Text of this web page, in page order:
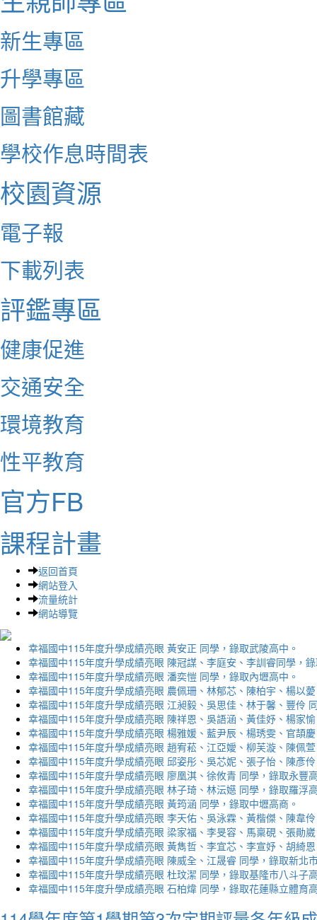
新生專區
升學專區
圖書館藏
學校作息時間表
校園資源
電子報
下載列表
評鑑專區
健康促進
交通安全
環境教育
性平教育
官方FB
課程計畫
返回首頁
網站登入
流量統計
網站導覽
幸福國中115年度升學成績亮眼 黃安正 同學，錄取武陵高中。
幸福國中115年度升學成績亮眼 陳冠謀、李庭安、李訓睿同學，
幸福國中115年度升學成績亮眼 潘奕愷 同學，錄取內壢高中。
幸福國中115年度升學成績亮眼 農佩珊、林郁芯、陳柏宇、楊以
幸福國中115年度升學成績亮眼 江昶毅、吳思佳、林于馨、豐伶
幸福國中115年度升學成績亮眼 陳祥恩、吳語涵、黃佳妤、楊家
幸福國中115年度升學成績亮眼 楊雅媛、藍尹辰、楊琇雯、官頡
幸福國中115年度升學成績亮眼 趙宥菘、江亞嬡、柳芙漩、陳佩
幸福國中115年度升學成績亮眼 邱姿彤、吳芯妮、張子怡、陳彥
幸福國中115年度升學成績亮眼 廖凰淇、徐攸青 同學，錄取永豐
幸福國中115年度升學成績亮眼 林子琦、林沄嬨 同學，錄取羅浮
幸福國中115年度升學成績亮眼 黃筠涵 同學，錄取中壢高商。
幸福國中115年度升學成績亮眼 李天佑、吳泳霖、黃楷傑、陳韋
幸福國中115年度升學成績亮眼 梁家福、李旻容、馬稟硯、張勛
幸福國中115年度升學成績亮眼 黃雋哲、李宜芯、李宣妤、胡綺
幸福國中115年度升學成績亮眼 陳威全、江晟睿 同學，錄取新北
幸福國中115年度升學成績亮眼 杜玟潔 同學，錄取基隆市八斗子
幸福國中115年度升學成績亮眼 石柏煒 同學，錄取花蓮縣立體育